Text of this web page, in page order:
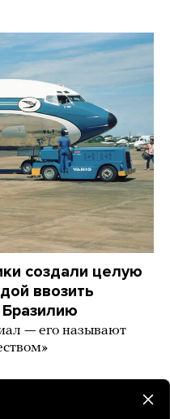
создали целую
ввозить
— его называют